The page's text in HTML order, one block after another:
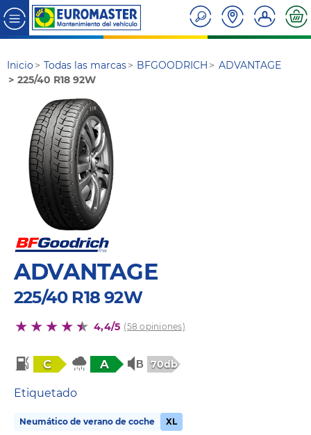
Inicio Todas las marcas BFGOODRICH
ADVANTAGE
225/40 R18 92W
ADVANTAGE
225/40 R18 92W
4,4/5 (58 opiniones)
C A 70db
Etiquetado
Neumático de verano de coche XL